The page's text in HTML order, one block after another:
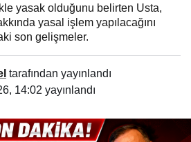
yasak olduğunu belirten Usta,
yasal işlem yapılacağını
son gelişmeler.
tarafından yayınlandı
14:02 yayınlandı